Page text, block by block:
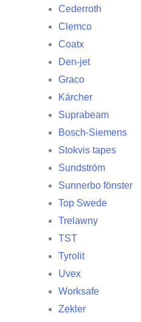
Cederroth
Clemco
Coatx
Den-jet
Graco
Kärcher
Suprabeam
Bosch-Siemens
Stokvis tapes
Sundström
Sunnerbo fönster
Top Swede
Trelawny
TST
Tyrolit
Uvex
Worksafe
Zekler